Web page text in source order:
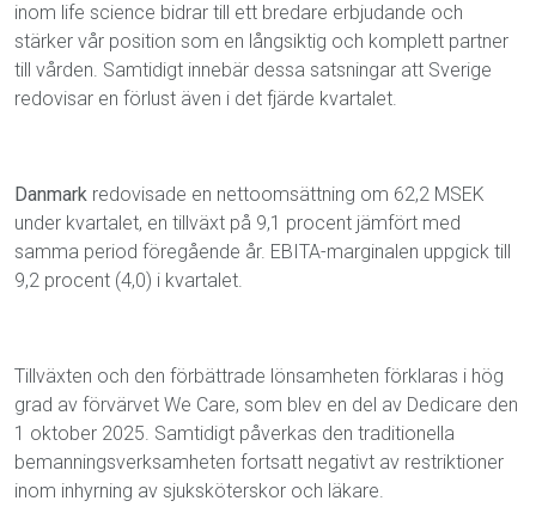
inom life science bidrar till ett bredare erbjudande och
stärker vår position som en långsiktig och komplett partner
till vården. Samtidigt innebär dessa satsningar att Sverige
redovisar en förlust även i det fjärde kvartalet.
Danmark redovisade en nettoomsättning om 62,2 MSEK
under kvartalet, en tillväxt på 9,1 procent jämfört med
samma period föregående år. EBITA-marginalen uppgick till
9,2 procent (4,0) i kvartalet.
Tillväxten och den förbättrade lönsamheten förklaras i hög
grad av förvärvet We Care, som blev en del av Dedicare den
1 oktober 2025. Samtidigt påverkas den traditionella
bemanningsverksamheten fortsatt negativt av restriktioner
inom inhyrning av sjuksköterskor och läkare.